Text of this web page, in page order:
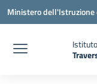
Vai ai contenuti
Vai al menu di navigazione
Vai al footer
Ministero dell'Istruzione